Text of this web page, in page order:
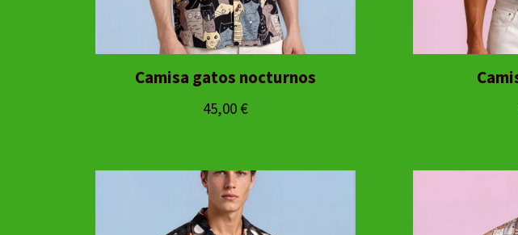
Camisa gatos nocturnos
45,00 €